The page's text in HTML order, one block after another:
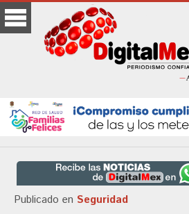
Publicado en Seguridad